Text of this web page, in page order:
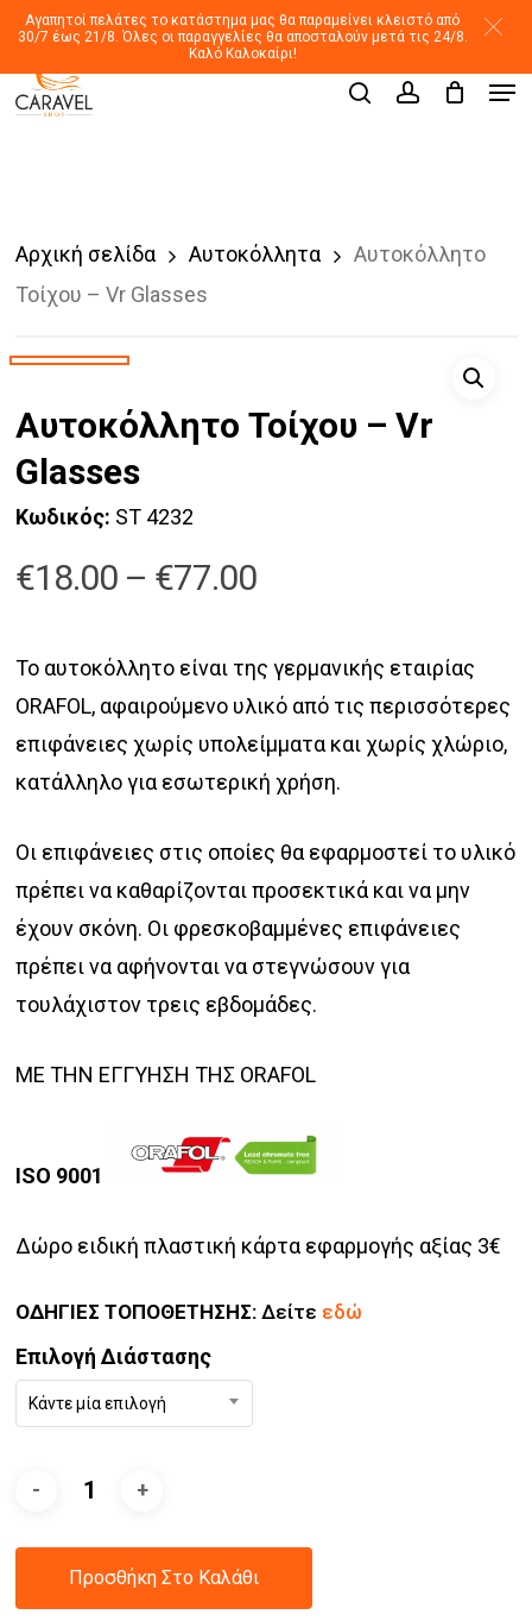
Αγαπητοί πελάτες το κατάστημα μας θα παραμείνει κλειστό από
30/7 έως 21/8. Όλες οι παραγγελίες θα αποσταλούν μετά τις 24/8.
Καλό Καλοκαίρι!
Skip
mainProducts
search
searchaccount
Αρχική σελίδα Αυτοκόλλητα
Αυτοκόλλητο
Τοίχου – Vr Glasses
Αυτοκόλλητο Τοίχου – Vr
Glasses
Κωδικός: ST 4232
€18.00 – €77.00Price
through
€77.00
Το αυτοκόλλητο είναι της γερμανικής εταιρίας
ORAFOL, αφαιρούμενο υλικό από τις περισσότερες
επιφάνειες χωρίς υπολείμματα και χωρίς χλώριο,
κατάλληλο για εσωτερική χρήση.
Οι επιφάνειες στις οποίες θα εφαρμοστεί το υλικό
πρέπει να καθαρίζονται προσεκτικά και να μην
έχουν σκόνη. Οι φρεσκοβαμμένες επιφάνειες
πρέπει να αφήνονται να στεγνώσουν για
τουλάχιστον τρεις εβδομάδες.
ΜΕ ΤΗΝ ΕΓΓΥΗΣΗ ΤΗΣ ORAFOL
ISO 9001
Δώρο ειδική πλαστική κάρτα εφαρμογής αξίας 3€
ΟΔΗΓΙΕΣ ΤΟΠΟΘΕΤΗΣΗΣ: Δείτε εδώ
Επιλογή Διάστασης
Κάντε μία επιλογή
Προσθήκη Στο Καλάθι